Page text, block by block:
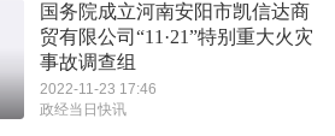
国务院成立河南安阳市凯信达商
贸有限公司“11·21”特别重大火灾
事故调查组
2022-11-23 17:46
政经当日快讯